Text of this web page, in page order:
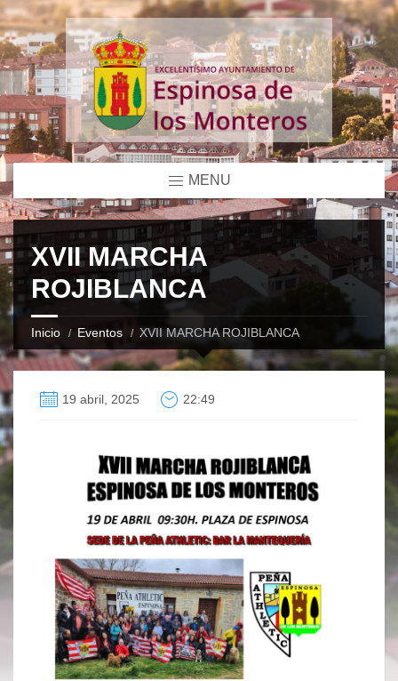
MENU
XVII MARCHA
ROJIBLANCA
Inicio Eventos XVII MARCHA ROJIBLANCA
19 abril, 2025 22:49